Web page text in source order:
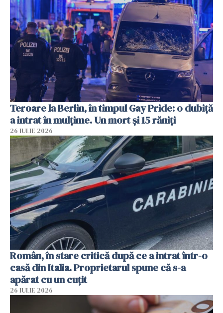
Teroare la Berlin, în timpul Gay Pride: o dubiță
a intrat în mulțime. Un mort și 15 răniți
26 IULIE 2026
Român, în stare critică după ce a intrat într-o
casă din Italia. Proprietarul spune că s-a
apărat cu un cuțit
26 IULIE 2026